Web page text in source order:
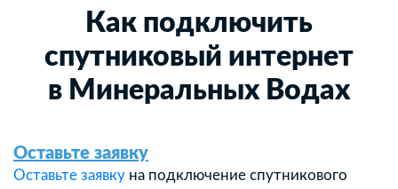
Как подключить
спутниковый интернет
в Минеральных Водах
Оставьте заявку
Оставьте заявку на подключение спутникового